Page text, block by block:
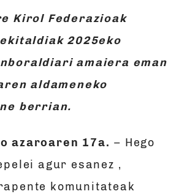
Kirol Federazioak
2025eko
amaiera eman
aldameneko
berrian.
azaroaren 17a. – Hego
agur esanez ,
komunitateak